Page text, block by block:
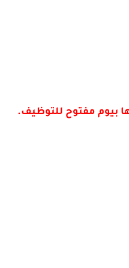
بيوم مفتوح للتوظيف.